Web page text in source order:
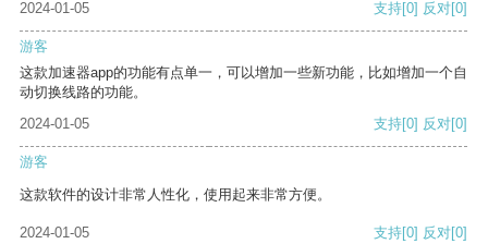
2024-01-05
支持[0] 反对[0]
游客
这款加速器app的功能有点单一，可以增加一些新功能，比如增加一个自
动切换线路的功能。
2024-01-05
支持[0] 反对[0]
游客
这款软件的设计非常人性化，使用起来非常方便。
2024-01-05 支持[0] 反对[0]